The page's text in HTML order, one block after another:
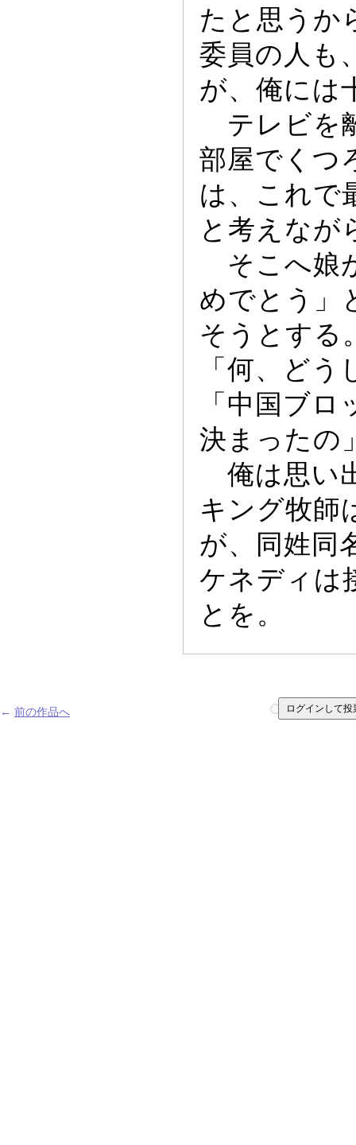
たと思うか
委員の人も
が、俺には
テレビを
部屋でくつ
は、これで
と考えなが
そこへ娘
めでとう」
そうとする
「何、どう
「中国ブロ
決ま っ たの
俺は思い
キング牧師
が、同姓同
ケネデ ィ は
とを。
← 前の作品へ 1 2 3
ログインして投